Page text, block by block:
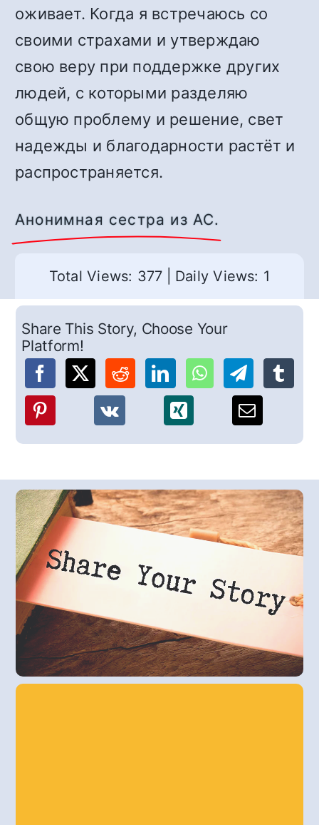
оживает. Когда я встречаюсь со
своими страхами и утверждаю
свою веру при поддержке других
людей, с которыми разделяю
общую проблему и решение, свет
надежды и благодарности растёт и
распространяется.
Анонимная сестра из АС.
Total Views: 377 Daily Views: 1
Share This Story, Choose Your
Platform!